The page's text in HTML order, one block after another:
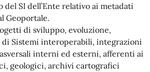
del SI dell’Ente relativo ai metadati
Geoportale.
di sviluppo, evoluzione,
Sistemi interoperabili, integrazioni
interni ed esterni, afferenti ai
geologici, archivi cartografici